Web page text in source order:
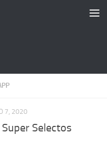
7, 2020
Selectos